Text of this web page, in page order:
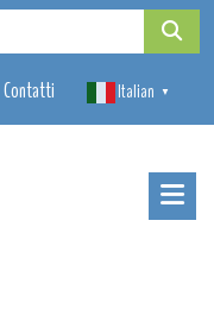
Contatti Italian ▼